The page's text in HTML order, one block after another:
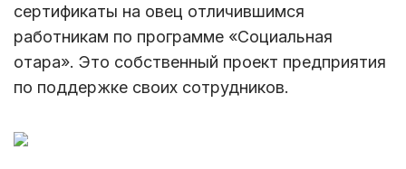
сертификаты на овец отличившимся
работникам по программе «Социальная
отара». Это собственный проект предприятия
по поддержке своих сотрудников.